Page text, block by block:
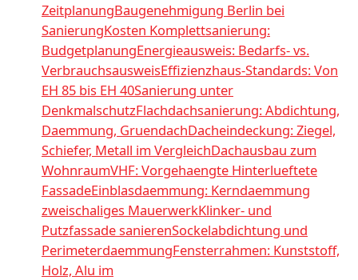
ZeitplanungBaugenehmigung Berlin bei
SanierungKosten Komplettsanierung:
BudgetplanungEnergieausweis: Bedarfs- vs.
VerbrauchsausweisEffizienzhaus-Standards: Von
EH 85 bis EH 40Sanierung unter
DenkmalschutzFlachdachsanierung: Abdichtung,
Daemmung, GruendachDacheindeckung: Ziegel,
Schiefer, Metall im VergleichDachausbau zum
WohnraumVHF: Vorgehaengte Hinterlueftete
FassadeEinblasdaemmung: Kerndaemmung
zweischaliges MauerwerkKlinker- und
Putzfassade sanierenSockelabdichtung und
PerimeterdaemmungFensterrahmen: Kunststoff,
Holz, Alu im